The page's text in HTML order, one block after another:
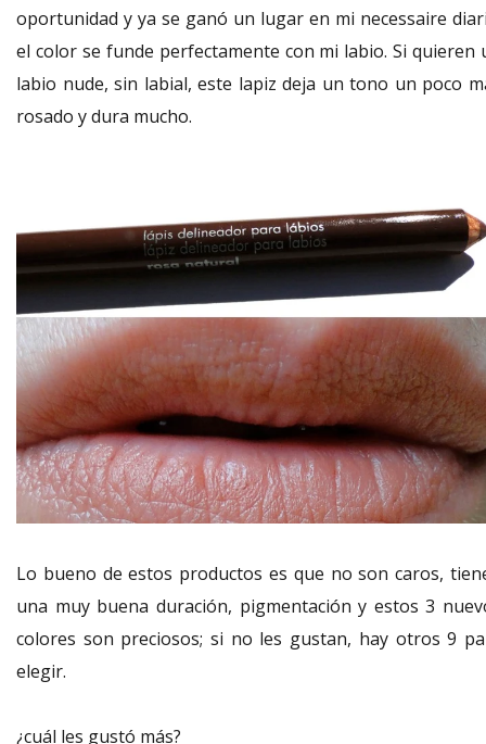
oportunidad y ya se ganó un lugar en mi necessaire
el color se funde perfectamente con mi labio. Si quieren
labio nude, sin labial, este lapiz deja un tono un poco
rosado y dura mucho.
Lo bueno de estos productos es que no son caros,
una muy buena duración, pigmentación y estos 3
colores son preciosos; si no les gustan, hay otros 9
elegir.
¿cuál les gustó más?